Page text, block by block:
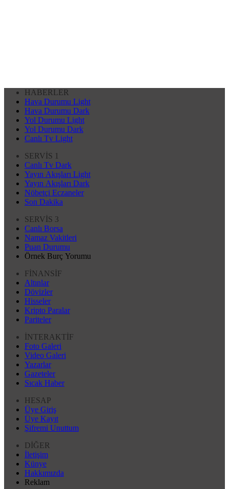
HABERLER
Hava Durumu Light
Hava Durumu Dark
Yol Durumu Light
Yol Durumu Dark
Canlı Tv Light
SERVİS 1
Canlı Tv Dark
Yayın Akışları Light
Yayın Akışları Dark
Nöbetçi Eczaneler
Son Dakika
SERVİS 3
Canlı Borsa
Namaz Vakitleri
Puan Durumu
Örnek Burç Yorumu
FİNANSİF
Altınlar
Dövizler
Hisseler
Kripto Paralar
Pariteler
İNTERAKTİF
Foto Galeri
Video Galeri
Yazarlar
Gazeteler
Sıcak Haber
HESAP
Üye Giriş
Üye Kayıt
Şifremi Unuttum
DİĞER
İletişim
Künye
Hakkımızda
Reklam